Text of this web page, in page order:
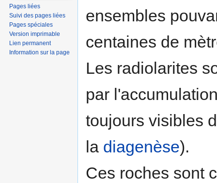
ensembles
centaines de
Les radiolarites
par
toujours visibles
la diagenèse).
Ces roches sont
Pages liées
Suivi des pages liées
Pages spéciales
Version imprimable
Lien permanent
Information sur la page